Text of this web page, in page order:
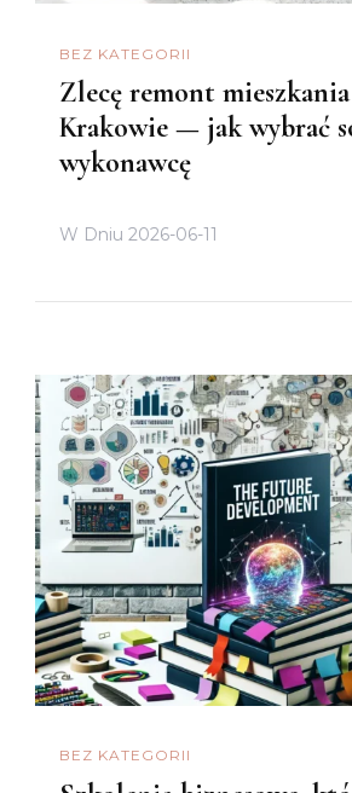
BEZ KATEGORII
Zlecę remont
Krakowie — jak wybrać
wykonawcę
W Dniu 2026-06-11
BEZ KATEGORII